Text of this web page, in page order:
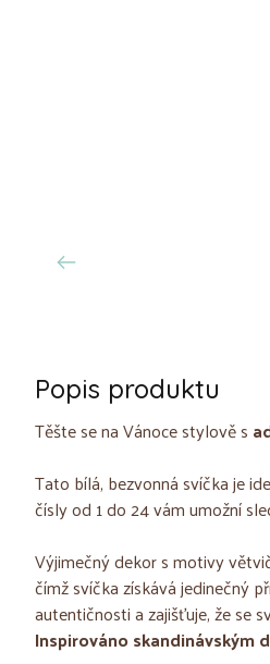
Popis produktu
Těšte se na Vánoce stylově s
Tato bílá, bezvonná svíčka je
čísly od 1 do 24 vám umožní
Výjimečný dekor s motivy
čímž svíčka získává jedinečný
autentičnosti a zajišťuje, že se
Inspirováno skandinávským